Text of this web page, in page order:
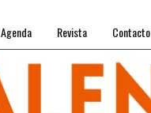
Agenda Revista Contacto